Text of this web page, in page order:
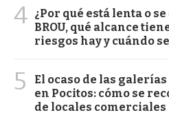
4 ¿Por qué está lenta o
BROU, qué alcance
riesgos hay y cuándo
5
El ocaso de las
en Pocitos: cómo se
de locales comerciales